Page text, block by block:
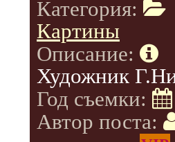
Категория:
Картины
Описание:
Художник
Год съемки:
Автор поста: